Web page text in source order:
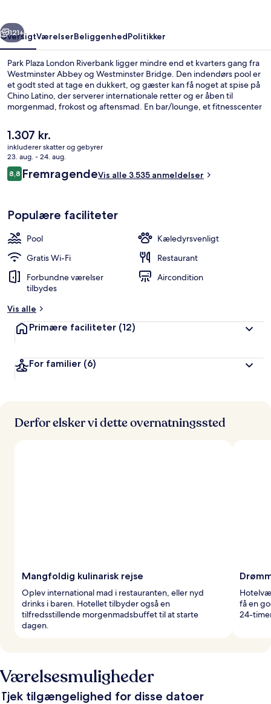
Næste
121+
OversigtVærelserBeliggenhedPolitikker
Park Plaza London Riverbank ligger mindre end et kvarters gang fra
Westminster Abbey og Westminster Bridge. Den indendørs pool er
et godt sted at tage en dukkert, og gæster kan få noget at spise på
Chino Latino, der serverer internationale retter og er åben til
morgenmad, frokost og aftensmad. En bar/lounge, et fitnesscenter
personale får rigtig gode bedømmelser fra rejsende. Offentlig
transport er tæt på: Lambeth North Metrostation ligger kun 14
minutter derfra til fods.
Den
nuværende
pris
er
1.307 kr.
1.307 kr.
inkluderer skatter og gebyrer
23. aug. - 24. aug.
Anmeldelser
8,88,8 ud af 10.
FremragendeVis alle 3.535 anmeldelser
Populære faciliteter
Pool
Kæledyrsvenligt
Gratis Wi-Fi
Restaurant
Forbundne værelser
tilbydes
Aircondition
Vis alle
Primære faciliteter (12)
For familier (6)
Derfor elsker vi dette overnatningssted
Mangfoldig kulinarisk rejse
Oplev international mad i restauranten, eller nyd
drinks i baren. Hotellet tilbyder også en
tilfredsstillende morgenmadsbuffet til at starte
dagen.
få en
24-
Værelsesmuligheder
Tjek tilgængelighed for disse datoer